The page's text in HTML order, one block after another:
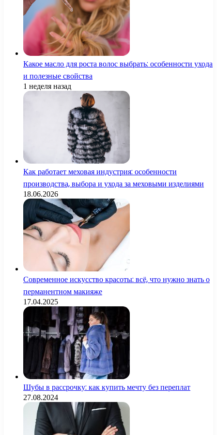
Какое масло для роста волос выбрать: особенности ухода
и полезные свойства
1 неделя назад
Как работает меховая индустрия: особенности
производства, выбора и ухода за меховыми изделиями
18.06.2026
Современное искусство красоты: всё, что нужно знать о
перманентном макияже
17.04.2025
Шубы в рассрочку: как купить мечту без переплат
27.08.2024